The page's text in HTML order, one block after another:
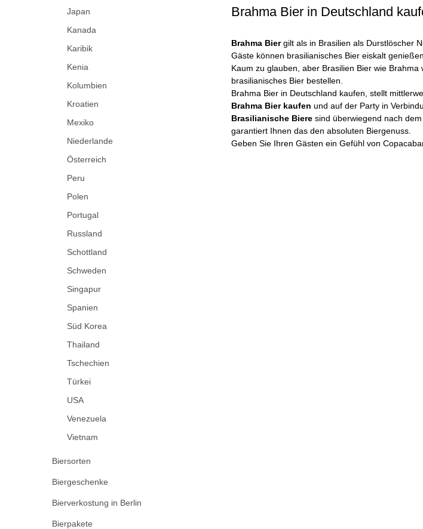
Japan
Kanada
Karibik
Kenia
Kolumbien
Kroatien
Mexiko
Niederlande
Österreich
Peru
Polen
Portugal
Russland
Schottland
Schweden
Singapur
Spanien
Süd Korea
Thailand
Tschechien
Türkei
USA
Venezuela
Vietnam
Biersorten
Biergeschenke
Bierverkostung in Berlin
Bierpakete
Brahma Bier in Deutschland
Brahma Biergilt als in Brasilien als Durstlöscher
Gäste können brasilianisches Bier eiskalt genießen.
Kaum zu glauben, aber Brasilien Bier wie
brasilianisches Bier bestellen.
Brahma Bier in Deutschland kaufen, stellt
Brahma Bier kaufen und auf der Party in
Brasilianische Biere sind überwiegend nach
garantiert Ihnen das den absoluten Biergenuss.
Geben Sie Ihren Gästen ein Gefühl von